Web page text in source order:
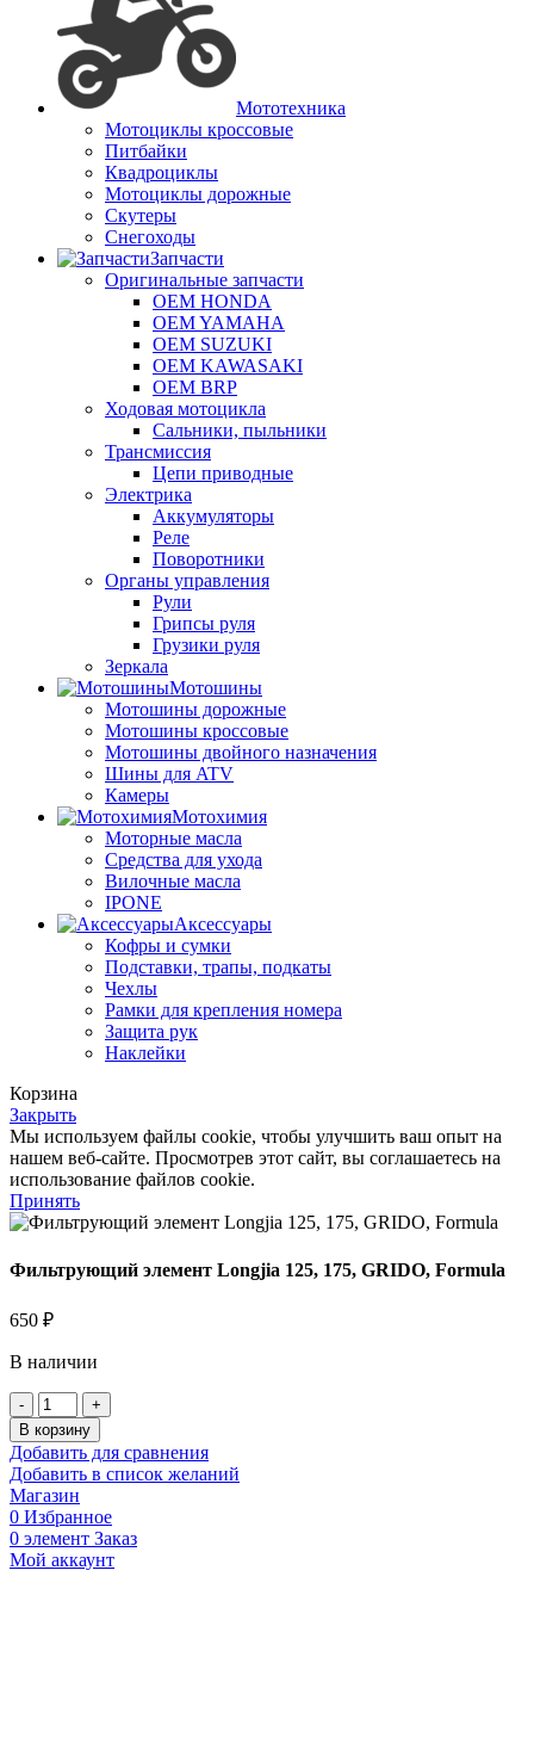
Мототехника
Мотоциклы кроссовые
Питбайки
Квадроциклы
Мотоциклы дорожные
Скутеры
Снегоходы
Запчасти
Оригинальные запчасти
OEM HONDA
OEM YAMAHA
OEM SUZUKI
OEM KAWASAKI
OEM BRP
Ходовая мотоцикла
Сальники, пыльники
Трансмиссия
Цепи приводные
Электрика
Аккумуляторы
Реле
Поворотники
Органы управления
Рули
Грипсы руля
Грузики руля
Зеркала
Мотошины
Мотошины дорожные
Мотошины кроссовые
Мотошины двойного назначения
Шины для ATV
Камеры
Мотохимия
Моторные масла
Средства для ухода
Вилочные масла
IPONE
Аксессуары
Кофры и сумки
Подставки, трапы, подкаты
Чехлы
Рамки для крепления номера
Защита рук
Наклейки
Корзина
Закрыть
Мы используем файлы cookie, чтобы улучшить ваш опыт на
нашем веб-сайте. Просмотрев этот сайт, вы соглашаетесь на
использование файлов cookie.
Принять
Фильтрующий элемент Longjia 125, 175, GRIDO, Formula
650 ₽
В наличии
Количество
товара
Фильтрующий
элемент
Longjia
125,
175,
GRIDO,
Formula
В корзину
Добавить для сравнения
Добавить в список желаний
Магазин
0 Избранное
0 элемент Заказ
Мой аккаунт